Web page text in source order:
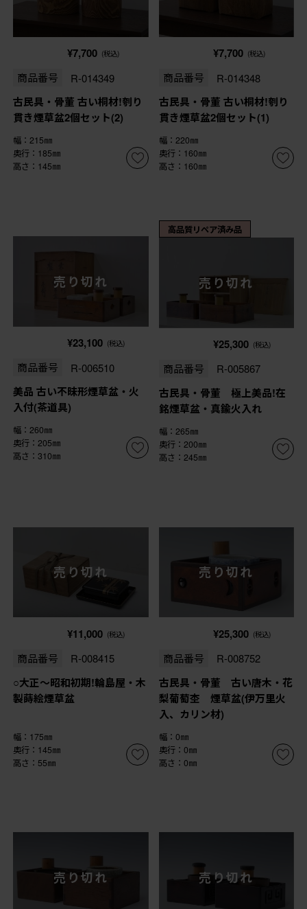
¥7,700 (税込)
商品番号 R-014349
古民具・骨董 古い桐材!刳り
貫き煙草盆2個セット(2)
幅：215㎜
奥行：185㎜
高さ：145㎜
¥7,700 (税込)
商品番号 R-014348
古民具・骨董 古い桐材!刳り
貫き煙草盆2個セット(1)
幅：220㎜
奥行：160㎜
高さ：160㎜
売り切れ
¥23,100 (税込)
商品番号 R-006510
美品 古い不昧形煙草盆・火
入付(茶道具)
幅：260㎜
奥行：205㎜
高さ：310㎜
高品質リペア済み品
売り切れ
¥25,300 (税込)
商品番号 R-005867
古民具・骨董 極上美品!在
銘煙草盆・真鍮火入れ
幅：265㎜
奥行：200㎜
高さ：245㎜
売り切れ
¥11,000 (税込)
商品番号 R-008415
○大正〜昭和初期!輪島屋・木
製蒔絵煙草盆
幅：175㎜
奥行：145㎜
高さ：55㎜
売り切れ
¥25,300 (税込)
商品番号 R-008752
古民具・骨董 古い唐木・花
梨葡萄杢 煙草盆(伊万里火
入、カリン材)
幅：0㎜
奥行：0㎜
高さ：0㎜
売り切れ 売り切れ